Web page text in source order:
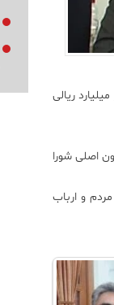
ریالی
به ۷۰۰ مصوبه توسط چهار کمیسیون اصلی شورا
و ارباب